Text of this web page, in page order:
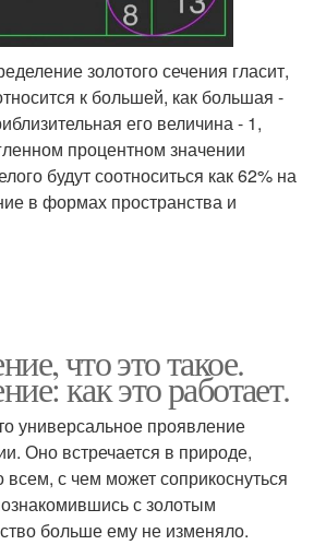
золотого сечения гласит,
к большей, как большая -
его величина - 1,
процентном значении
будут соотноситься как 62% на
в формах пространства и
что это такое.
как это работает.
универсальное проявление
Оно встречается в природе,
всем, с чем может соприкоснуться
с золотым
больше ему не изменяло.